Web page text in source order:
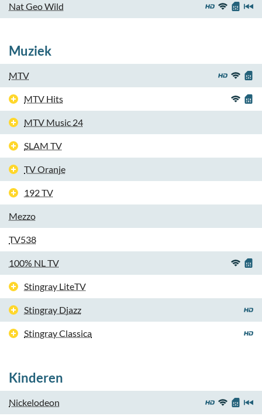
Nat Geo Wild
Muziek
MTV
MTV Hits
MTV Music 24
SLAM TV
TV Oranje
192 TV
Mezzo
TV538
100% NL TV
Stingray LiteTV
Stingray Djazz
Stingray Classica
Kinderen
Nickelodeon